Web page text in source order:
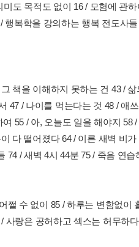
도 목적도 없이 16 / 모험에 관
복학을 강의하는 행복 전도사
책을 이해하지 못하는 건 43 /
47 / 나이를 먹는다는 것 48 / 애
55 / 아, 오늘도 일을 해야지 58
다 떨어졌다 64 / 이른 새벽 비
74 / 새벽 4시 44분 75 / 죽음 연습
쩔 수 없이 85 / 하루는 변함없이
사랑은 공허하고 섹스는 허무하